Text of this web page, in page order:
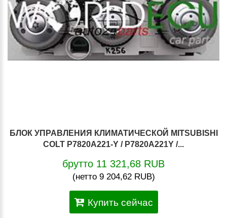
БЛОК УПРАВЛЕНИЯ КЛИМАТИЧЕСКOЙ MITSUBISHI
COLT P7820A221-Y / P7820A221Y /...
брутто 11 321,68 RUB
(нетто 9 204,62 RUB)
Купить сейчас